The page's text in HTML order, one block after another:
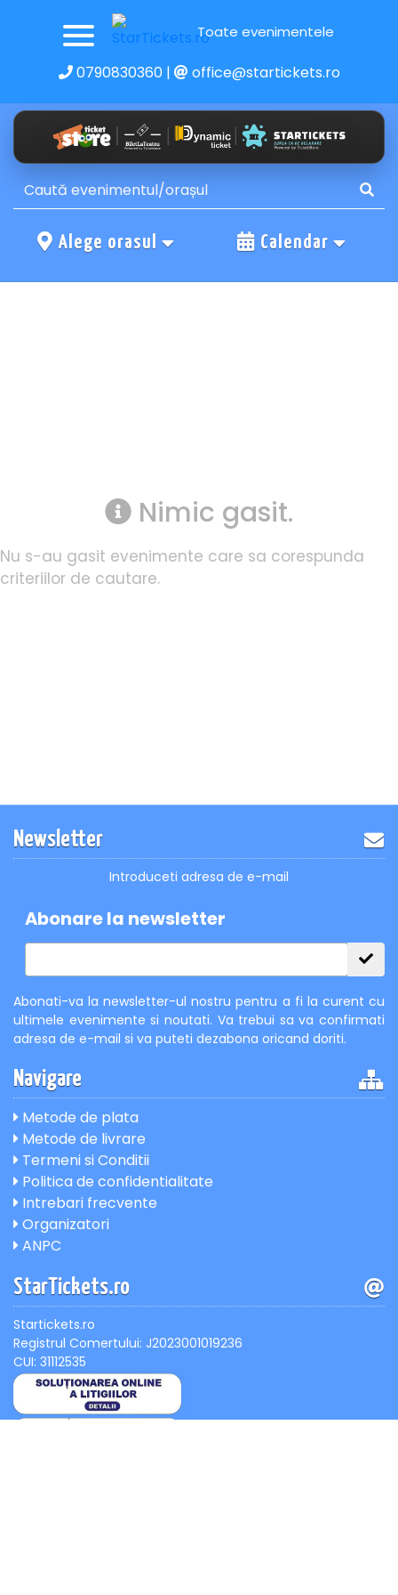
Toate evenimentele
0790830360| office@startickets.ro
Alege orasul Calendar
Nimic gasit.
Nu s-au gasit evenimente care sa corespunda
criteriilor de cautare.
Newsletter
Introduceti adresa de e-mail
Abonare la newsletter
Abonati-va la newsletter-ul nostru pentru a fi la curent cu
ultimele evenimente si noutati. Va trebui sa va confirmati
adresa de e-mail si va puteti dezabona oricand doriti.
Navigare
Metode de plata
Metode de livrare
Termeni si Conditii
Politica de confidentialitate
Intrebari frecvente
Organizatori
ANPC
StarTickets.ro
Startickets.ro
Registrul Comertului: J2023001019236
CUI: 31112535